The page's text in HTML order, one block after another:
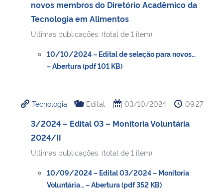
novos membros do Diretório Acadêmico da
Tecnologia em Alimentos
Ultimas publicações: (total de 1 item)
10/10/2024 – Edital de seleção para novos…
– Abertura (pdf 101 KB)
Tecnologia Edital 03/10/2024 09:27
3/2024 – Edital 03 – Monitoria Voluntária
2024/II
Ultimas publicações: (total de 1 item)
10/09/2024 – Edital 03/2024 – Monitoria
Voluntária… – Abertura (pdf 352 KB)